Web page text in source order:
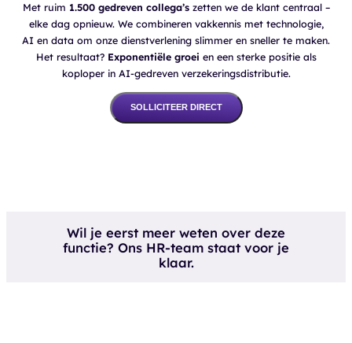
Met ruim 1.500 gedreven collega’szetten we de klant centraal –
elke dag opnieuw. We combineren vakkennis met technologie,
AI en data om onze dienstverlening slimmer en sneller te maken.
Het resultaat? Exponentiële groei en een sterke positie als
koploper in AI-gedreven verzekeringsdistributie.
SOLLICITEER DIRECT
Wil je eerst meer weten over deze
functie? Ons HR-team staat voor je
klaar.